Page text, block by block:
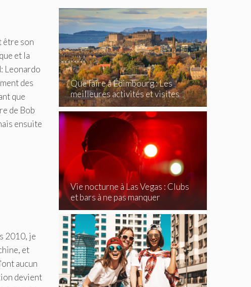
être son
et la
Leonardo
des
que
de Bob
ensuite
2010, je
et
aucun
devient
Que faire à Édimbourg : Les
meilleures activités et visites
incontournables
Vie nocturne à Las Vegas : Clubs
et bars à ne pas manquer